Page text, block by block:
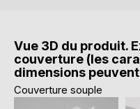
Vue 3D du produit.
couverture (les
dimensions
Couverture souple